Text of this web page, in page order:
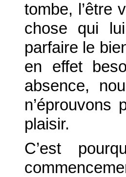
tombe, l’être
chose qui
parfaire le
en effet
absence,
n’éprouvons
plaisir.
C’est